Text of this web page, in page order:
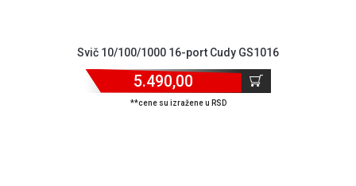
Svič 10/100/1000 16-port Cudy GS1016
5.490,00
**cene su izražene u RSD